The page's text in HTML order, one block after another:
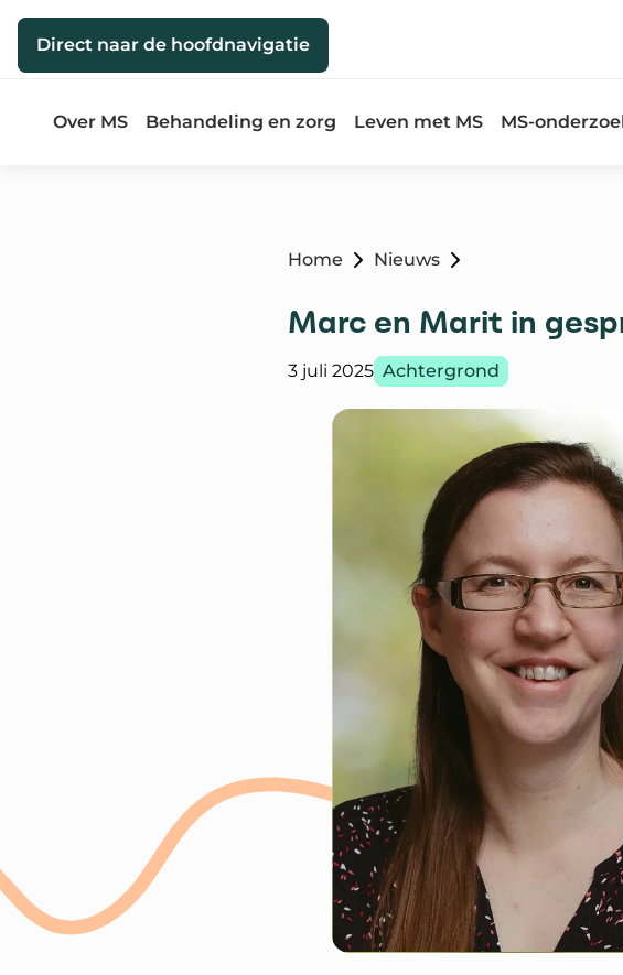
Direct naar de inhoud
Direct naar de hoofdnavigatie
Over MS Behandeling en zorg Leven met MS MS-
Home Nieuws
Marc en Marit in
Gepubliceerd op:
3 juli 2025 Categorie:
Achtergrond